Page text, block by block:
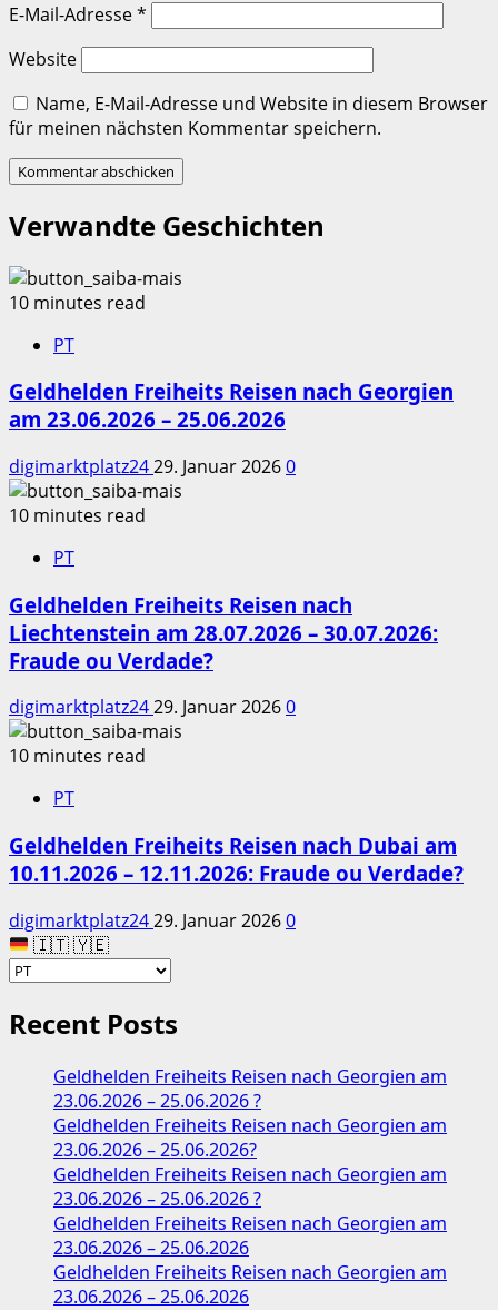
E-Mail-Adresse*
Website
Name, E-Mail-Adresse und Website in diesem Browser
für meinen nächsten Kommentar speichern.
Verwandte Geschichten
10 minutes read
PT
Geldhelden Freiheits Reisen nach Georgien
am 23.06.2026 – 25.06.2026
digimarktplatz2429. Januar 20260
10 minutes read
PT
Geldhelden Freiheits Reisen nach
Liechtenstein am 28.07.2026 – 30.07.2026:
Fraude ou Verdade?
digimarktplatz2429. Januar 20260
10 minutes read
PT
Geldhelden Freiheits Reisen nach Dubai am
10.11.2026 – 12.11.2026: Fraude ou Verdade?
digimarktplatz2429. Januar 20260
🇮🇹 🇾🇪
Recent Posts
Geldhelden Freiheits Reisen nach Georgien am
23.06.2026 – 25.06.2026 ?
Geldhelden Freiheits Reisen nach Georgien am
23.06.2026 – 25.06.2026?
Geldhelden Freiheits Reisen nach Georgien am
23.06.2026 – 25.06.2026 ?
Geldhelden Freiheits Reisen nach Georgien am
23.06.2026 – 25.06.2026
Geldhelden Freiheits Reisen nach Georgien am
23.06.2026 – 25.06.2026